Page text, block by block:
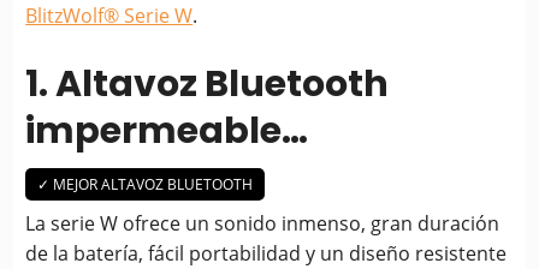
BlitzWolf® Serie W.
1. Altavoz Bluetooth
impermeable
inalámbrico BlitzWolf®
Serie W
✓ MEJOR ALTAVOZ BLUETOOTH
La serie W ofrece un sonido inmenso, gran duración
de la batería, fácil portabilidad y un diseño resistente